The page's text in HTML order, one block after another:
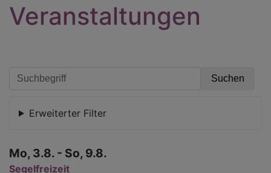
Veranstaltungen
Erweiterter Filter
Mo, 3.8. - So, 9.8.
Segelfreizeit